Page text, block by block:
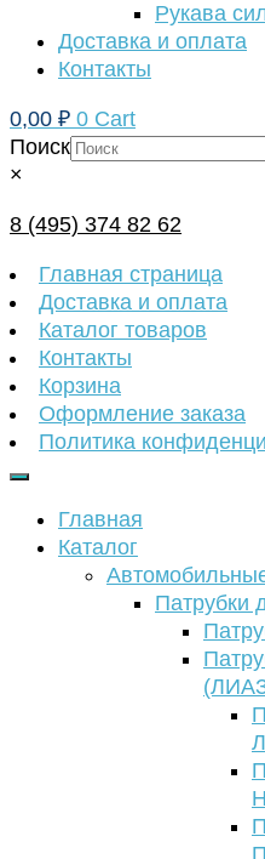
Рукава
Доставка и оплата
Контакты
0,00 ₽ 0 Cart
Поиск
×
8 (495) 374 82 62
Главная страница
Доставка и оплата
Каталог товаров
Контакты
Корзина
Оформление заказа
Политика
Главная
Каталог
Патрубки